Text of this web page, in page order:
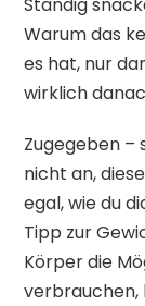
Warum das
es hat, nur
wirklich
Zugegeben
nicht an,
egal, wie du
Tipp zur
Körper die
verbrauchen,